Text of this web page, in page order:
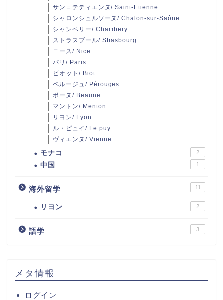
サン＝テティエンヌ/ Saint-Etienne
シャロンシュルソーヌ/ Chalon-sur-Saône
シャンベリー/ Chambery
ストラスブール/ Strasbourg
ニース/ Nice
パリ/ Paris
ビオット/ Biot
ペルージュ/ Pérouges
ボーヌ/ Beaune
マントン/ Menton
リヨン/ Lyon
ル・ピュイ/ Le puy
ヴィエンヌ/ Vienne
モナコ 2
中国 1
海外留学 11
リヨン 2
語学 3
メタ情報
ログイン